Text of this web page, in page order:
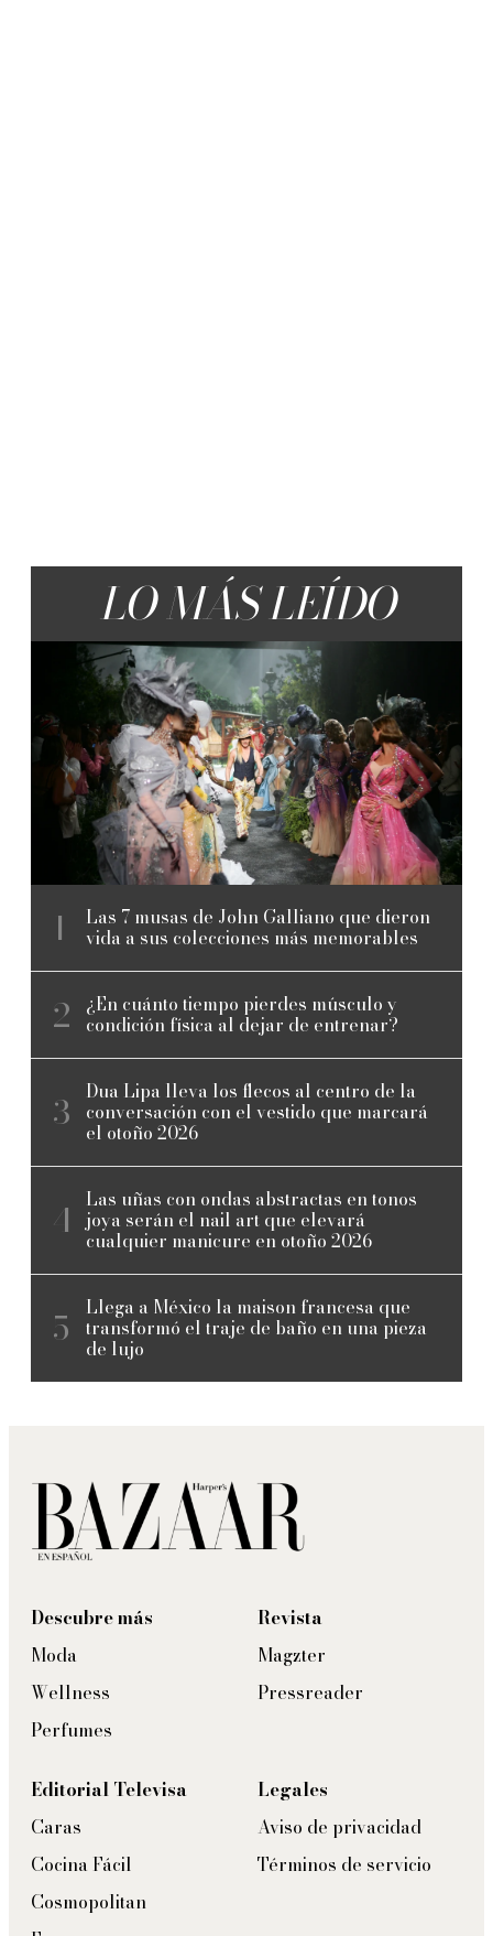
LO MÁS LEÍDO
Las 7 musas de John Galliano que dieron
vida a sus colecciones más memorables
¿En cuánto tiempo pierdes músculo y
condición física al dejar de entrenar?
Dua Lipa lleva los flecos al centro de la
conversación con el vestido que marcará
el otoño 2026
Las uñas con ondas abstractas en tonos
joya serán el nail art que elevará
cualquier manicure en otoño 2026
Llega a México la maison francesa que
transformó el traje de baño en una pieza
de lujo
Descubre más
Moda
Wellness
Perfumes
Revista
Magzter
Pressreader
Editorial Televisa
Caras
Cocina Fácil
Cosmopolitan
Legales
Aviso de privacidad
Términos de servicio